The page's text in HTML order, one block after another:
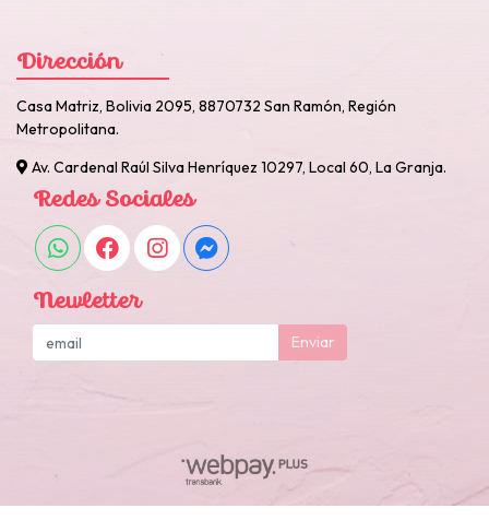
Dirección
Casa Matriz, Bolivia 2095, 8870732 San Ramón, Región
Metropolitana.
Av. Cardenal Raúl Silva Henríquez 10297, Local 60, La Granja.
Redes Sociales
Newletter
Enviar